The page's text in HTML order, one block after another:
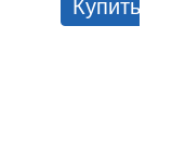
Купить